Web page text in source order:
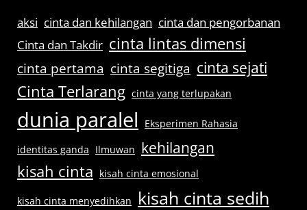
aksi cinta dan kehilangan cinta dan pengorbanan
Cinta dan Takdir cinta lintas dimensi
cinta pertama cinta segitiga cinta sejati
Cinta Terlarang cinta yang terlupakan
dunia paralel
Eksperimen Rahasia
identitas ganda Ilmuwan kehilangan
kisah cinta kisah cinta emosional
kisah cinta menyedihkan kisah cinta sedih